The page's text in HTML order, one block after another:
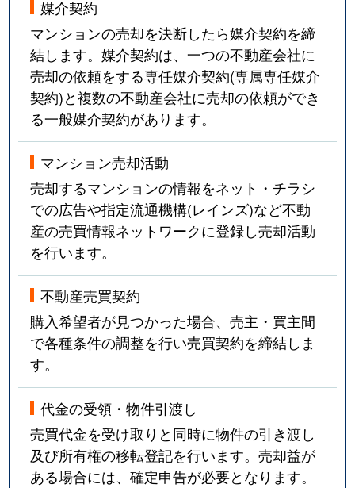
中目黒
中目黒
3,900万円 恵比寿
徒歩7
中目黒
3,600万円 代官山
徒歩4
中目黒
1,800万円 中目黒
中目黒
9,400万円
中目黒
9,300万円 中目黒
徒歩
中目黒
2,000万円 中目黒
徒歩6
中目黒
4,200万円 中目黒
徒歩5
中目黒
8,500万円 中目黒
徒歩
中目黒
9,200万円 中目黒
徒歩
中目黒
2,300万円 中目黒
徒歩5
中目黒
6,800万円 中目黒
中目黒
12,000万円 中目黒
徒歩
媒介契約
マンションの売却を決断したら媒介契約を締
結します。媒介契約は、一つの不動産会社に
売却の依頼をする専任媒介契約(専属専任媒介
契約)と複数の不動産会社に売却の依頼ができ
る一般媒介契約があります。
マンション売却活動
売却するマンションの情報をネット・チラシ
での広告や指定流通機構(レインズ)など不動
産の売買情報ネットワークに登録し売却活動
を行います。
不動産売買契約
購入希望者が見つかった場合、売主・買主間
で各種条件の調整を行い売買契約を締結しま
す。
代金の受領・物件引渡し
売買代金を受け取りと同時に物件の引き渡し
及び所有権の移転登記を行います。売却益が
ある場合には、確定申告が必要となります。